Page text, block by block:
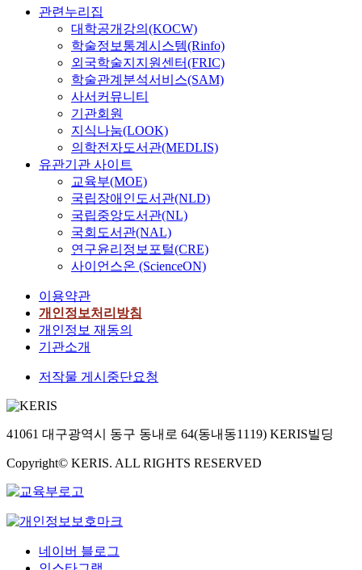
연
구
소
이
정
희
관련누리집
대학공개강의(KOCW)
학술정보통계시스템(Rinfo)
외국학술지지원센터(FRIC)
학술관계분석서비스(SAM)
사서커뮤니티
기관회원
지식나눔(LOOK)
의학전자도서관(MEDLIS)
유관기관 사이트
교육부(MOE)
국립장애인도서관(NLD)
국립중앙도서관(NL)
국회도서관(NAL)
연구윤리정보포털(CRE)
사이언스온 (ScienceON)
이용약관
개인정보처리방침
개인정보 재동의
기관소개
저작물 게시중단요청
41061 대구광역시 동구 동내로 64(동내동1119) KERIS빌딩
Copyright© KERIS. ALL RIGHTS RESERVED
네이버 블로그